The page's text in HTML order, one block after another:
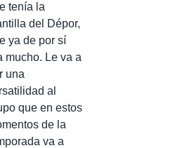
tenía la
del Dépor,
ya de por sí
mucho. Le va a
una
al
que en estos
de la
va a